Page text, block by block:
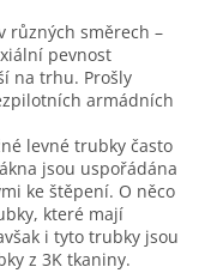
různých směrech –
pevnost
na trhu. Prošly
armádních
levné trubky často
jsou uspořádána
ke štěpení. O něco
které mají
i tyto trubky jsou
z 3K tkaniny.